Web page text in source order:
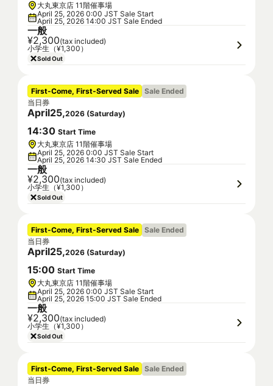
大丸東京店 11階催事場
April 25, 2026 0:00 JST Sale Start
April 25, 2026 14:00 JST Sale Ended
一般
¥2,300(tax included)
小学生（¥1,300）
Sold Out
First-Come, First-Served Sale Sale Ended
当日券
April25,2026 (Saturday)
14:30 Start Time
大丸東京店 11階催事場
April 25, 2026 0:00 JST Sale Start
April 25, 2026 14:30 JST Sale Ended
一般
¥2,300(tax included)
小学生（¥1,300）
Sold Out
First-Come, First-Served Sale Sale Ended
当日券
April25,2026 (Saturday)
15:00 Start Time
大丸東京店 11階催事場
April 25, 2026 0:00 JST Sale Start
April 25, 2026 15:00 JST Sale Ended
一般
¥2,300(tax included)
小学生（¥1,300）
Sold Out
First-Come, First-Served Sale Sale Ended
当日券